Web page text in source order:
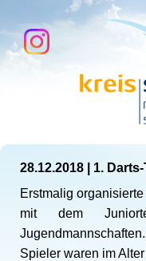
28.12.2018
1.
Erstmalig
mit dem
Spieler waren im